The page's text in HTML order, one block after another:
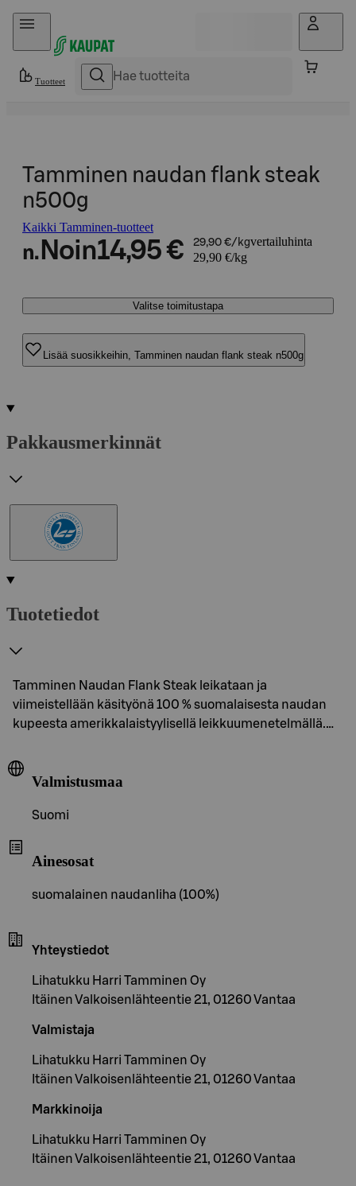
Hyppää sisältöön
Tuotteet
Tamminen naudan flank steak
n500g
Kaikki Tamminen-tuotteet
n. Noin14,95 € 29,90 €/kgvertailuhinta
29,90 €/kg
Valitse toimitustapa
Lisää suosikkeihin, Tamminen naudan flank steak n500g
Pakkausmerkinnät
Tuotetiedot
Tamminen Naudan Flank Steak leikataan ja
viimeistellään käsityönä 100 % suomalaisesta naudan
kupeesta amerikkalaistyylisellä leikkuumenetelmällä.…
Valmistusmaa
Suomi
Ainesosat
suomalainen naudanliha (100%)
Yhteystiedot
Lihatukku Harri Tamminen Oy
Itäinen Valkoisenlähteentie 21, 01260 Vantaa
Valmistaja
Lihatukku Harri Tamminen Oy
Itäinen Valkoisenlähteentie 21, 01260 Vantaa
Markkinoija
Lihatukku Harri Tamminen Oy
Itäinen Valkoisenlähteentie 21, 01260 Vantaa